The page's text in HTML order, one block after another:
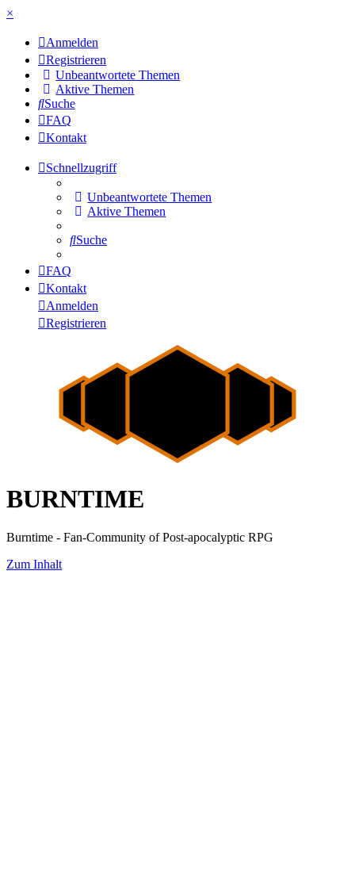
×
Anmelden
Registrieren
Unbeantwortete Themen
Aktive Themen
Suche
FAQ
Kontakt
Schnellzugriff
Unbeantwortete Themen
Aktive Themen
Suche
FAQ
Kontakt
Anmelden
Registrieren
BURNTIME
Burntime - Fan-Community of Post-apocalyptic RPG
Zum Inhalt